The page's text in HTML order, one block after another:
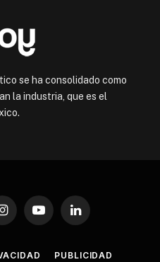
se ha consolidado como
la industria, que es el
InstagramYouTubeLinkedIn
PUBLICIDAD